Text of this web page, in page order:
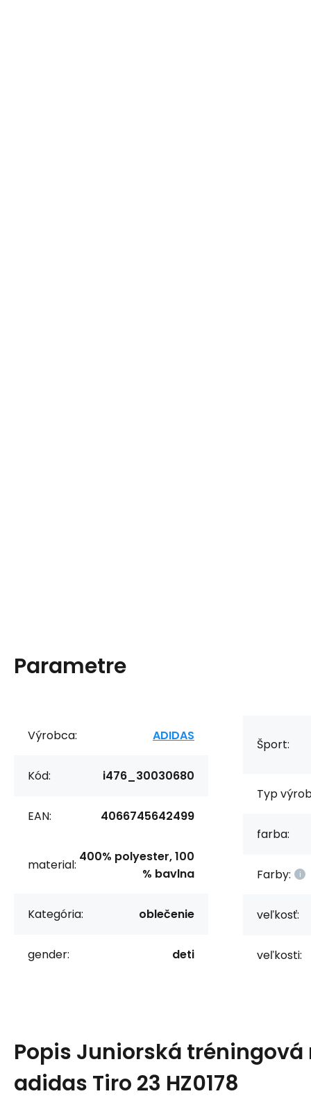
Parametre
Výrobca: ADIDAS
Kód: i476_30030680
EAN: 4066745642499
material:
400% polyester, 100
% bavlna
Kategória: oblečenie
gender: deti
Šport:
Typ
farba:
Farby:
veľkosť:
veľkosti:
Popis Juniorská
adidas Tiro 23 HZ0178